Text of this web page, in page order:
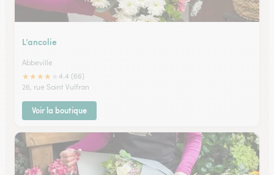
L’ancolie
Abbeville
★★★★
4.4 (66)
26, rue Saint Vulfran
Voir la boutique